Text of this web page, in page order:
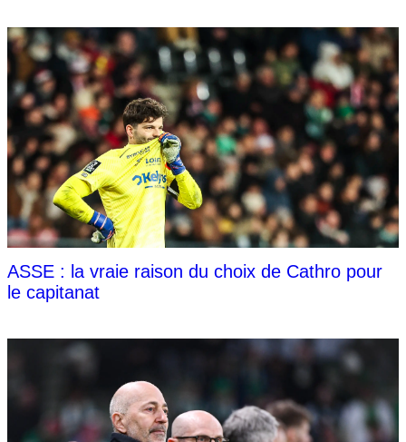
ASSE : la vraie raison du choix de Cathro pour
le capitanat